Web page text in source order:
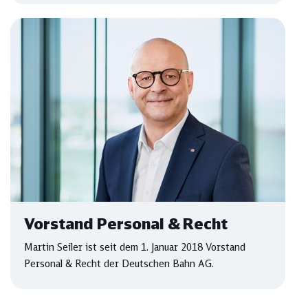
Vorstand Personal & Recht
Martin Seiler ist seit dem 1. Januar 2018 Vorstand
Personal & Recht der Deutschen Bahn AG.